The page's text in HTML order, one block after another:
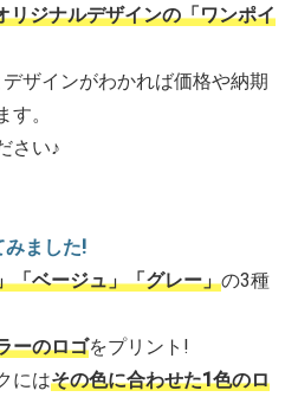
リジナルデザインの「ワンポイ
ザインがわかれば価格や納期
。
さい♪
みました!
「ベージュ」「グレー」の3種
ーのロゴをプリント!
にはその色に合わせた1色のロ